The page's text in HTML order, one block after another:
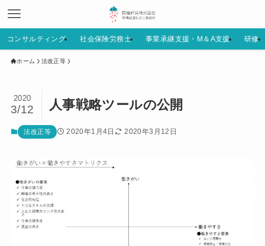
コンサルティング 社会保険労務士 事業承継支援・M＆A支援 研修
ホーム 法改正等
人事戦略ツールの公開
2020
3/12
法改正等 2020年1月4日 2020年3月12日